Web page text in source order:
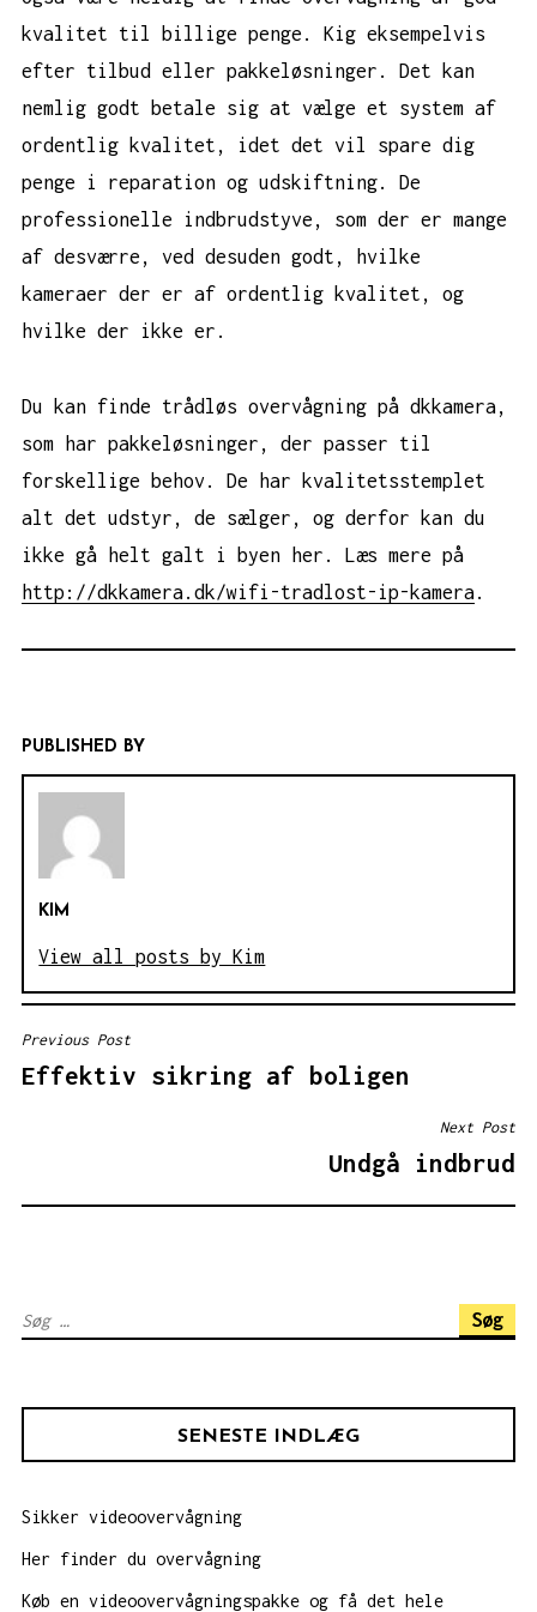
kvalitet til billige penge. Kig eksempelvis
efter tilbud eller pakkeløsninger. Det kan
nemlig godt betale sig at vælge et system af
ordentlig kvalitet, idet det vil spare dig
penge i reparation og udskiftning. De
professionelle indbrudstyve, som der er mange
af desværre, ved desuden godt, hvilke
kameraer der er af ordentlig kvalitet, og
hvilke der ikke er.
Du kan finde trådløs overvågning på dkkamera,
som har pakkeløsninger, der passer til
forskellige behov. De har kvalitetsstemplet
alt det udstyr, de sælger, og derfor kan du
ikke gå helt galt i byen her. Læs mere på
http://dkkamera.dk/wifi-tradlost-ip-kamera.
PUBLISHED BY
KIM
View all posts by Kim
INDLÆGSNAVIGATION
Previous Post
Effektiv sikring af boligen
Next Post
Undgå indbrud
Søg
SENESTE INDLÆG
Sikker videoovervågning
Her finder du overvågning
Køb en videoovervågningspakke og få det hele